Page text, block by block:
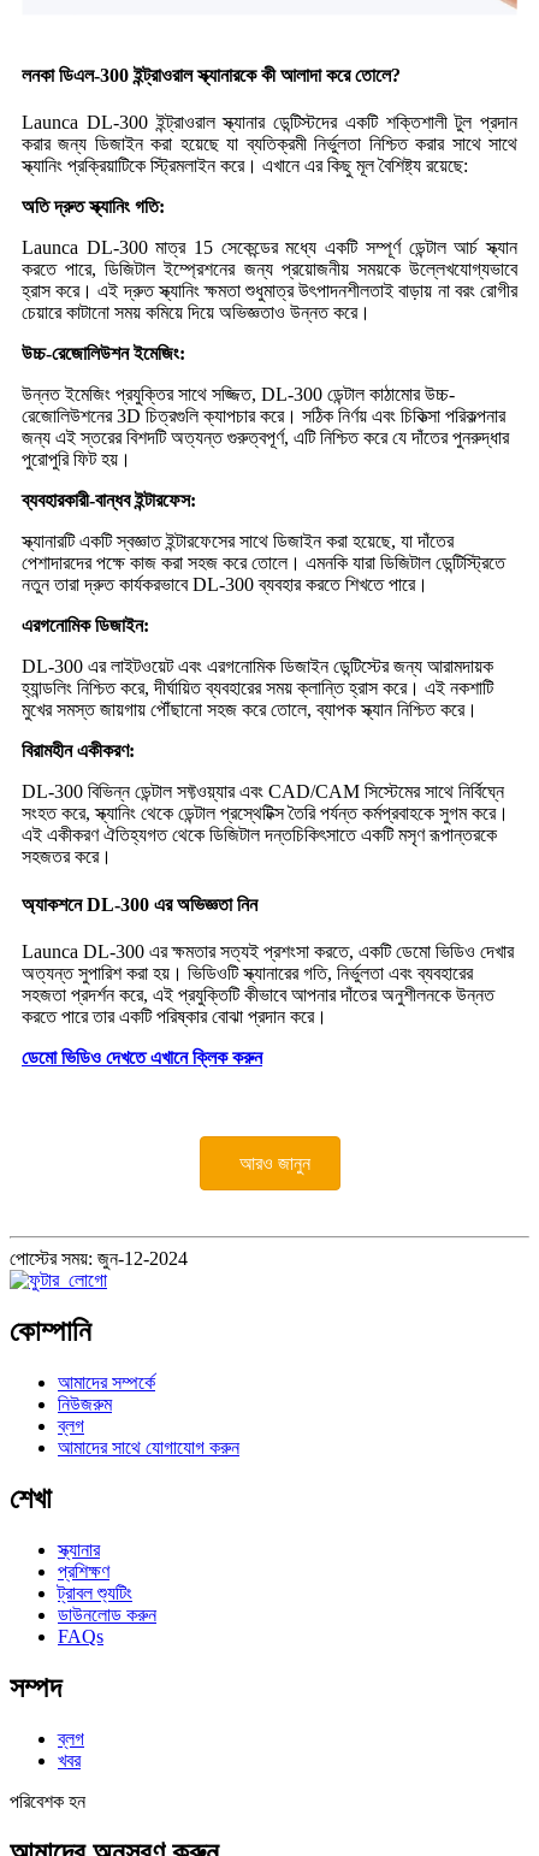
লনকা ডিএল-300 ইন্ট্রাওরাল স্ক্যানারকে কী আলাদা করে তোলে?
Launca DL-300 ইন্ট্রাওরাল স্ক্যানার ডেন্টিস্টদের একটি শক্তিশালী টুল প্রদান
করার জন্য ডিজাইন করা হয়েছে যা ব্যতিক্রমী নির্ভুলতা নিশ্চিত করার সাথে সাথে
স্ক্যানিং প্রক্রিয়াটিকে স্ট্রিমলাইন করে। এখানে এর কিছু মূল বৈশিষ্ট্য রয়েছে:
অতি দ্রুত স্ক্যানিং গতি:
Launca DL-300 মাত্র 15 সেকেন্ডের মধ্যে একটি সম্পূর্ণ ডেন্টাল আর্চ স্ক্যান
করতে পারে, ডিজিটাল ইম্প্রেশনের জন্য প্রয়োজনীয় সময়কে উল্লেখযোগ্যভাবে
হ্রাস করে। এই দ্রুত স্ক্যানিং ক্ষমতা শুধুমাত্র উৎপাদনশীলতাই বাড়ায় না বরং রোগীর
চেয়ারে কাটানো সময় কমিয়ে দিয়ে অভিজ্ঞতাও উন্নত করে।
উচ্চ-রেজোলিউশন ইমেজিং:
উন্নত ইমেজিং প্রযুক্তির সাথে সজ্জিত, DL-300 ডেন্টাল কাঠামোর উচ্চ-
রেজোলিউশনের 3D চিত্রগুলি ক্যাপচার করে। সঠিক নির্ণয় এবং চিকিত্সা পরিকল্পনার
জন্য এই স্তরের বিশদটি অত্যন্ত গুরুত্বপূর্ণ, এটি নিশ্চিত করে যে দাঁতের পুনরুদ্ধার
পুরোপুরি ফিট হয়।
ব্যবহারকারী-বান্ধব ইন্টারফেস:
স্ক্যানারটি একটি স্বজ্ঞাত ইন্টারফেসের সাথে ডিজাইন করা হয়েছে, যা দাঁতের
পেশাদারদের পক্ষে কাজ করা সহজ করে তোলে। এমনকি যারা ডিজিটাল ডেন্টিস্ট্রিতে
নতুন তারা দ্রুত কার্যকরভাবে DL-300 ব্যবহার করতে শিখতে পারে।
এরগনোমিক ডিজাইন:
DL-300 এর লাইটওয়েট এবং এরগনোমিক ডিজাইন ডেন্টিস্টের জন্য আরামদায়ক
হ্যান্ডলিং নিশ্চিত করে, দীর্ঘায়িত ব্যবহারের সময় ক্লান্তি হ্রাস করে। এই নকশাটি
মুখের সমস্ত জায়গায় পৌঁছানো সহজ করে তোলে, ব্যাপক স্ক্যান নিশ্চিত করে।
বিরামহীন একীকরণ:
DL-300 বিভিন্ন ডেন্টাল সফ্টওয়্যার এবং CAD/CAM সিস্টেমের সাথে নির্বিঘ্নে
সংহত করে, স্ক্যানিং থেকে ডেন্টাল প্রস্থেটিক্স তৈরি পর্যন্ত কর্মপ্রবাহকে সুগম করে।
এই একীকরণ ঐতিহ্যগত থেকে ডিজিটাল দন্তচিকিৎসাতে একটি মসৃণ রূপান্তরকে
সহজতর করে।
অ্যাকশনে DL-300 এর অভিজ্ঞতা নিন
Launca DL-300 এর ক্ষমতার সত্যই প্রশংসা করতে, একটি ডেমো ভিডিও দেখার
অত্যন্ত সুপারিশ করা হয়। ভিডিওটি স্ক্যানারের গতি, নির্ভুলতা এবং ব্যবহারের
সহজতা প্রদর্শন করে, এই প্রযুক্তিটি কীভাবে আপনার দাঁতের অনুশীলনকে উন্নত
করতে পারে তার একটি পরিষ্কার বোঝা প্রদান করে।
ডেমো ভিডিও দেখতে এখানে ক্লিক করুন
আরও জানুন
পোস্টের সময়: জুন-12-2024
কোম্পানি
আমাদের সম্পর্কে
নিউজরুম
ব্লগ
আমাদের সাথে যোগাযোগ করুন
শেখা
স্ক্যানার
প্রশিক্ষণ
ট্রাবল শ্যুটিং
ডাউনলোড করুন
FAQs
সম্পদ
ব্লগ
খবর
পরিবেশক হন